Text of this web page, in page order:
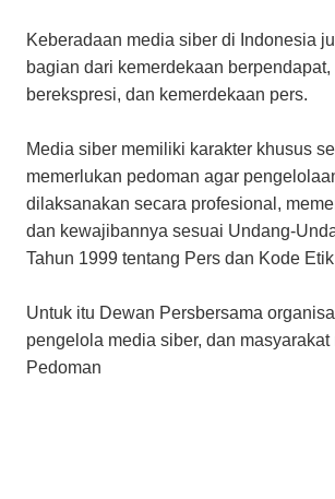
Keberadaan media siber di Indonesia
bagian dari kemerdekaan
berekspresi, dan kemerdekaan pers.
Media siber memiliki karakter khusus
memerlukan pedoman agar
dilaksanakan secara profesional,
dan kewajibannya sesuai Undang-
Tahun 1999 tentang Pers dan Kode
Untuk itu Dewan Persbersama
pengelola media siber, dan masyarakat
Pedoman